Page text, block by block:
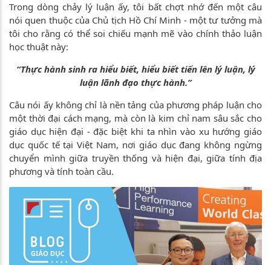
Trong dòng chảy lý luận ấy, tôi bất chợt nhớ đến một câu
nói quen thuộc của Chủ tịch Hồ Chí Minh - một tư tưởng mà
tôi cho rằng có thể soi chiếu mạnh mẽ vào chính thảo luận
học thuật này:
“Thực hành sinh ra hiểu biết, hiểu biết tiến lên lý luận, lý
luận lãnh đạo thực hành.”
Câu nói ấy không chỉ là nền tảng của phương pháp luận cho
một thời đại cách mạng, mà còn là kim chỉ nam sâu sắc cho
giáo dục hiện đại - đặc biệt khi ta nhìn vào xu hướng giáo
dục quốc tế tại Việt Nam, nơi giáo dục đang không ngừng
chuyển mình giữa truyền thống và hiện đại, giữa tính địa
phương và tính toàn cầu.